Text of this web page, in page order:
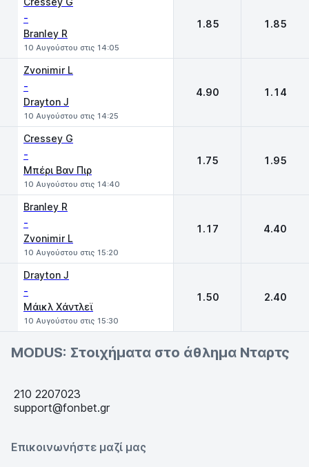
-
Branley R
10 Αυγούστου στις 14:05
1.85 1.85
Zvonimir L
-
Drayton J
10 Αυγούστου στις 14:25
4.90 1.14
Cressey G
-
Μπέρι Βαν Πιρ
10 Αυγούστου στις 14:40
1.75 1.95
Branley R
-
Zvonimir L
10 Αυγούστου στις 15:20
1.17 4.40
Drayton J
-
Μάικλ Χάντλεϊ
10 Αυγούστου στις 15:30
1.50 2.40
MODUS: Στοιχήματα στο άθλημα Νταρτς
210 2207023
support@fonbet.gr
Επικοινωνήστε μαζί μας